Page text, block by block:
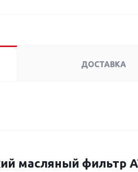
ДОСТАВКА
масляный фильтр